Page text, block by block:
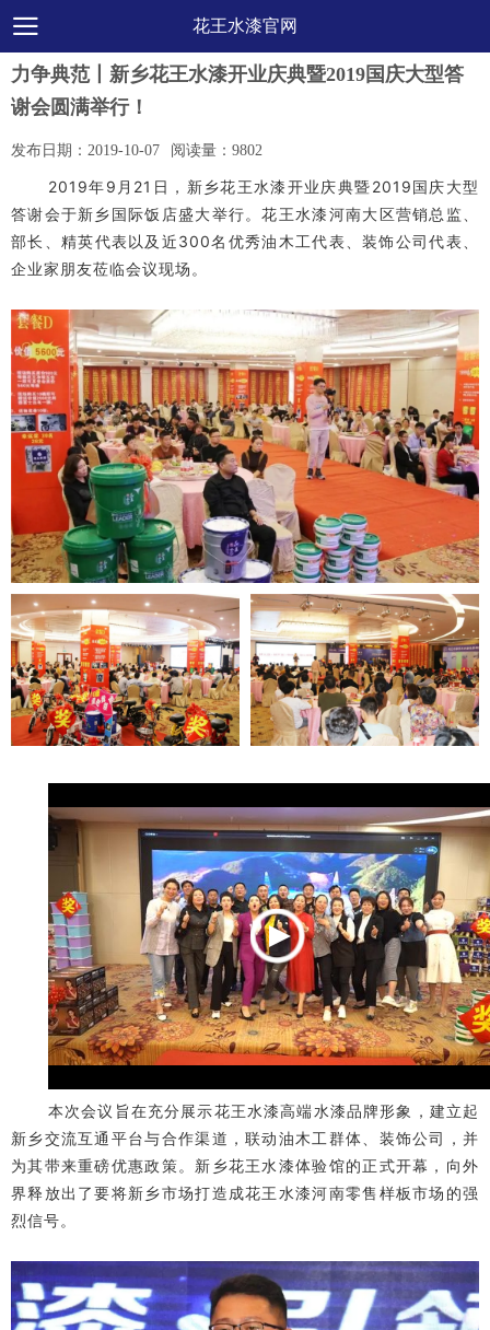
花王水漆官网
力争典范丨新乡花王水漆开业庆典暨2019国庆大型答
谢会圆满举行！
发布日期： 2019-10-07 阅读量： 9802
2019年9月21日，新乡花王水漆开业庆典暨2019国庆大型
答谢会于新乡国际饭店盛大举行。花王水漆河南大区营销总监、
部长、精英代表以及近300名优秀油木工代表、装饰公司代表、
企业家朋友莅临会议现场。
本次会议旨在充分展示花王水漆高端水漆品牌形象，建立起
新乡交流互通平台与合作渠道，联动油木工群体、装饰公司，并
为其带来重磅优惠政策。 新乡花王水漆体验馆的正式开幕，向外
界释放出了要将新乡市场打造成花王水漆河南零售样板市场的强
烈信号。